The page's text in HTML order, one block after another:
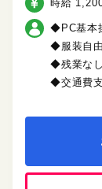
時給
◆PC基本
◆服装自
◆残業なし
◆交通費